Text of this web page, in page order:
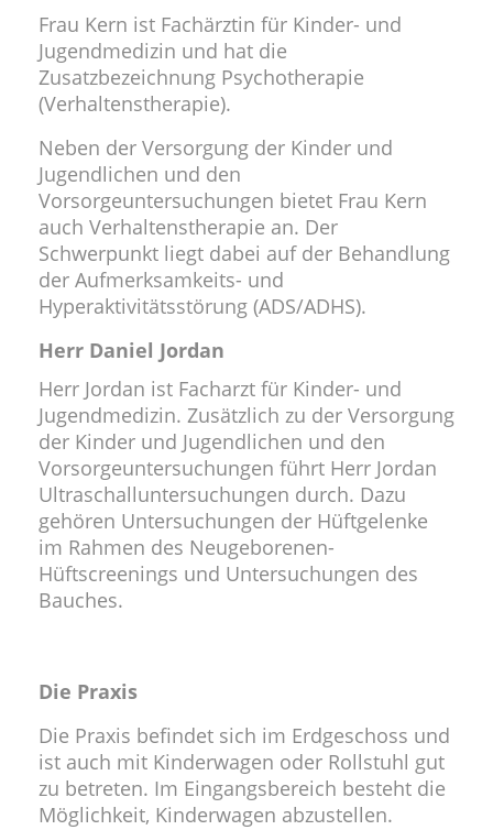
Frau Kern ist Fachärztin für Kinder- und
Jugendmedizin und hat die
Zusatzbezeichnung Psychotherapie
(Verhaltenstherapie).
Neben der Versorgung der Kinder und
Jugendlichen und den
Vorsorgeuntersuchungen bietet Frau Kern
auch Verhaltenstherapie an. Der
Schwerpunkt liegt dabei auf der Behandlung
der Aufmerksamkeits- und
Hyperaktivitätsstörung (ADS/ADHS).
Herr Daniel Jordan
Herr Jordan ist Facharzt für Kinder- und
Jugendmedizin. Zusätzlich zu der Versorgung
der Kinder und Jugendlichen und den
Vorsorgeuntersuchungen führt Herr Jordan
Ultraschalluntersuchungen durch. Dazu
gehören Untersuchungen der Hüftgelenke
im Rahmen des Neugeborenen-
Hüftscreenings und Untersuchungen des
Bauches.
Die Praxis
Die Praxis befindet sich im Erdgeschoss und
ist auch mit Kinderwagen oder Rollstuhl gut
zu betreten. Im Eingangsbereich besteht die
Möglichkeit, Kinderwagen abzustellen.